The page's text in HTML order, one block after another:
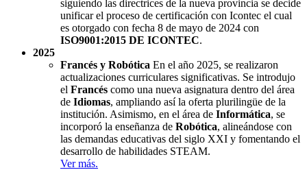
siguiendo las directrices de la nueva provincia se decide
unificar el proceso de certificación con Icontec el cual
es otorgado con fecha 8 de mayo de 2024 con
ISO9001:2015 DE ICONTEC.
2025
Francés y Robótica En el año 2025, se realizaron
actualizaciones curriculares significativas. Se introdujo
el Francés como una nueva asignatura dentro del área
de Idiomas, ampliando así la oferta plurilingüe de la
institución. Asimismo, en el área de Informática, se
incorporó la enseñanza de Robótica, alineándose con
las demandas educativas del siglo XXI y fomentando el
desarrollo de habilidades STEAM.
Ver más.